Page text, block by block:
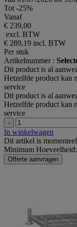
Tot -25%
Vanaf
€ 239,00
excl. BTW
€ 289,19 incl. BTW
Per stuk
Artikelnummer :
Dit product is al
Hetzelfde product kan
service
Dit product is al
Hetzelfde product kan
service
-
In winkelwagen
Dit artikel is
Minimum Hoeveelheid:
Offerte aanvragen